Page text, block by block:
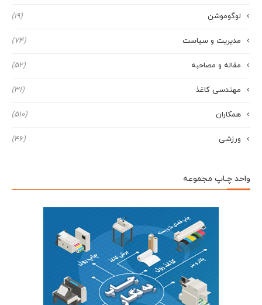
لوگوموشن (19)
مدیریت و سیاست (74)
مقاله و مصاحبه (52)
مهندسی کاغذ (31)
همکاران (510)
ورزشی (46)
واحد چـاپ مجموعه